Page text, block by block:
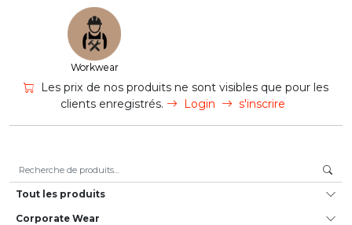
Workwear
Les prix de nos produits ne sont visibles que pour les
clients enregistrés.
Login s'inscrire
Tout les produits
Corporate Wear